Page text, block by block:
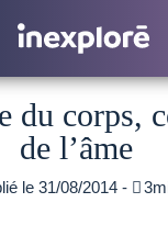
du corps,
de l’âme
le 31/08/2014 - 